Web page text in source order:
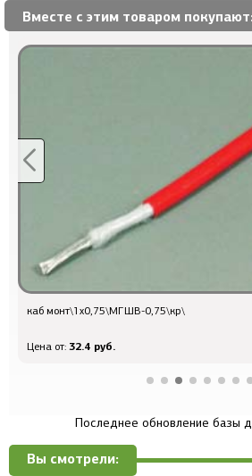
Вместе с этим товаром покупают:
каб монт\1x0,75\МГШВ-0,75\кр\
Цена от: 32.4 руб.
Последнее обновление базы
Вы смотрели: